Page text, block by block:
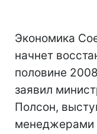
Экономика
начнет
половине
заявил
Полсон,
менеджерами